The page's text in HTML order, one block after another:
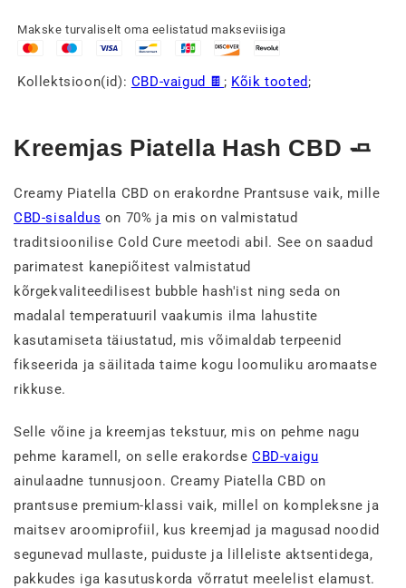
Makske turvaliselt oma eelistatud makseviisiga
Kollektsioon(id): CBD-vaigud 🍫 ; Kõik tooted;
Kreemjas Piatella Hash CBD 🧈
Creamy Piatella CBD on erakordne Prantsuse vaik, mille
CBD-sisaldus on 70% ja mis on valmistatud
traditsioonilise Cold Cure meetodi abil. See on saadud
parimatest kanepiõitest valmistatud
kõrgekvaliteedilisest bubble hash'ist ning seda on
madalal temperatuuril vaakumis ilma lahustite
kasutamiseta täiustatud, mis võimaldab terpeenid
fikseerida ja säilitada taime kogu loomuliku aromaatse
rikkuse.
Selle võine ja kreemjas tekstuur, mis on pehme nagu
pehme karamell, on selle erakordseCBD-vaigu
ainulaadne tunnusjoon. Creamy Piatella CBD on
prantsuse premium-klassi vaik, millel on kompleksne ja
maitsev aroomiprofiil, kus kreemjad ja magusad noodid
segunevad mullaste, puiduste ja lilleliste aktsentidega,
pakkudes iga kasutuskorda võrratut meelelist elamust.